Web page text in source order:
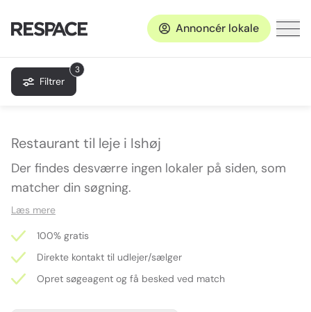
Annoncér lokale
3
Filtrer
Restaurant til leje i Ishøj
Der findes desværre ingen lokaler på siden, som
matcher din søgning.
Læs mere
100% gratis
Direkte kontakt til udlejer/sælger
Opret søgeagent og få besked ved match